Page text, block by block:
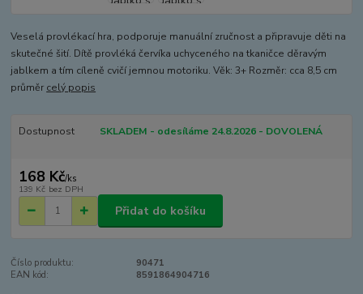
Veselá provlékací hra, podporuje manuální zručnost a připravuje děti na
skutečné šití. Dítě provléká červíka uchyceného na tkaničce děravým
jablkem a tím cíleně cvičí jemnou motoriku. Věk: 3+ Rozměr: cca 8,5 cm
průměr celý popis
Dostupnost SKLADEM - odesíláme 24.8.2026 - DOVOLENÁ
168 Kč/ks
139 Kč bez DPH
Přidat do košíku
Číslo produktu:
90471
EAN kód:
8591864904716